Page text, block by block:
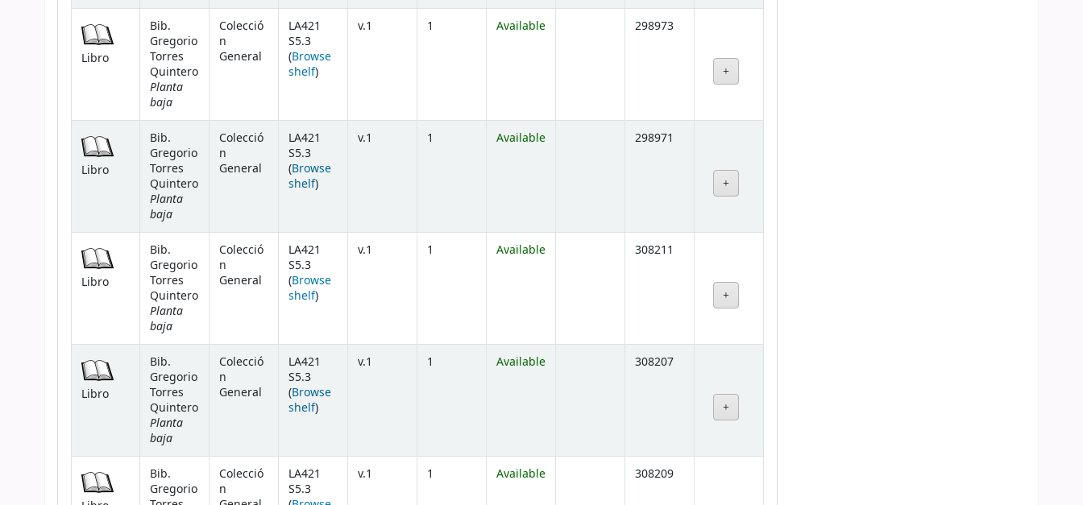
Libro
Bib.
Gregorio
Torres
Quintero
Planta
baja
Colecció
n
General
LA421
S5.3
(Browse
shelf(Opens below)
)
v.1 1 Available 298973
Libro
Bib.
Gregorio
Torres
Quintero
Planta
baja
Colecció
n
General
LA421
S5.3
(Browse
shelf(Opens below)
)
v.1 1 Available 298971
Libro
Bib.
Gregorio
Torres
Quintero
Planta
baja
Colecció
n
General
LA421
S5.3
(Browse
shelf(Opens below)
)
v.1 1 Available 308211
Libro
Bib.
Gregorio
Torres
Quintero
Planta
baja
Colecció
n
General
LA421
S5.3
(Browse
shelf(Opens below)
)
v.1 1 Available 308207
Bib.
Gregorio
Colecció
n
LA421
S5.3
v.1 1 Available 308209